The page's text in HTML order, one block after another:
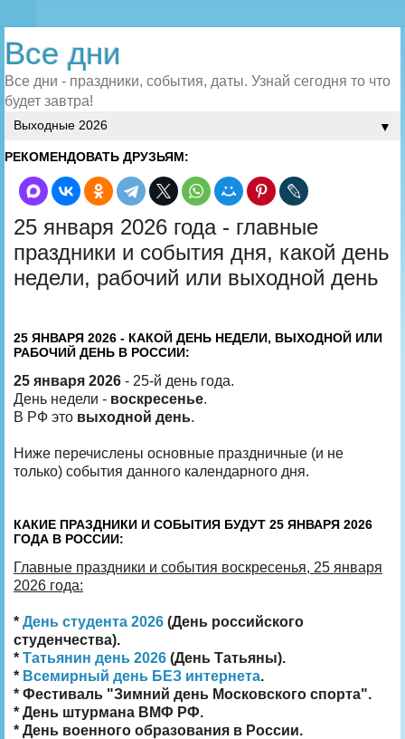
Все дни
Все дни - праздники, события, даты. Узнай сегодня то что
будет завтра!
▼
РЕКОМЕНДОВАТЬ ДРУЗЬЯМ:
25 января 2026 года - главные
праздники и события дня, какой день
недели, рабочий или выходной день
25 ЯНВАРЯ 2026 - КАКОЙ ДЕНЬ НЕДЕЛИ, ВЫХОДНОЙ ИЛИ
РАБОЧИЙ ДЕНЬ В РОССИИ:
25 января 2026 - 25-й день года.
День недели - воскресенье.
В РФ это выходной день.
Ниже перечислены основные праздничные (и не
только) события данного календарного дня.
КАКИЕ ПРАЗДНИКИ И СОБЫТИЯ БУДУТ 25 ЯНВАРЯ 2026
ГОДА В РОССИИ:
Главные праздники и события воскресенья, 25 января
2026 года:
* День студента 2026 (День российского
студенчества).
* Татьянин день 2026 (День Татьяны).
* Всемирный день БЕЗ интернета.
* Фестиваль "Зимний день Московского спорта".
* День штурмана ВМФ РФ.
* День военного образования в России.